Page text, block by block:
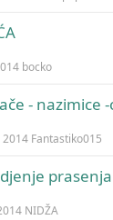
bocko
- nazimice
Fantastiko015
NIDŽA